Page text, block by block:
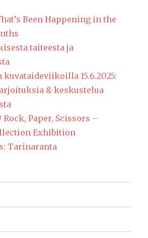
Been Happening in the
taiteesta ja
kuvataideviikoilla 15.6.2025:
& keskustelua
Paper, Scissors –
Exhibition
Tarinaranta